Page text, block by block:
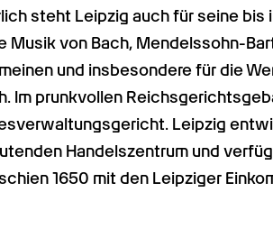
steht Leipzig auch für seine bis
Musik von Bach, Mendelssohn-
und insbesondere für die
Im prunkvollen
Leipzig
Handelszentrum und
1650 mit den Leipziger